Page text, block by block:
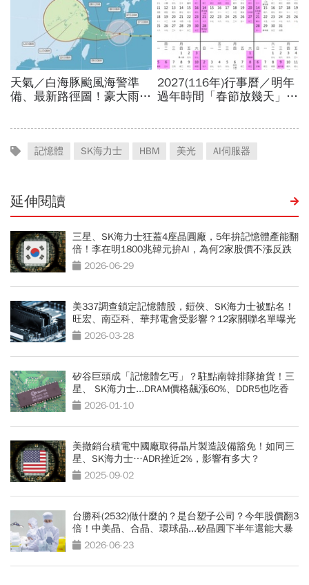
記憶體 SK海力士 HBM 美光 AI伺服器
延伸閱讀
三星、SK海力士狂蓋4座晶圓廠，5年拚記憶體產能翻
倍！李在明1800兆韓元拚AI，為何2家股價不漲反跌
2026-06-29
美337調查鎖定記憶體股，鎧俠、SK海力士被點名！
旺宏、南亞科、華邦電會受影響？12家關聯名單曝光
2026-03-28
矽谷巨頭成「記憶體乞丐」？駐點南韓排隊搶貨！三
星、 SK海力士...DRAM價格飆漲60%、DDR5也吃香
2026-01-10
美撤銷台積電中國廠取得晶片製造設備豁免！如同三
星、SK海力士…ADR挫近2%，影響有多大？
2025-09-02
台勝科(2532)做什麼的？是台塑子公司？今年股價翻3
倍！中美晶、合晶、環球晶...矽晶圓下半年還能大暴
漲？2026-06-23